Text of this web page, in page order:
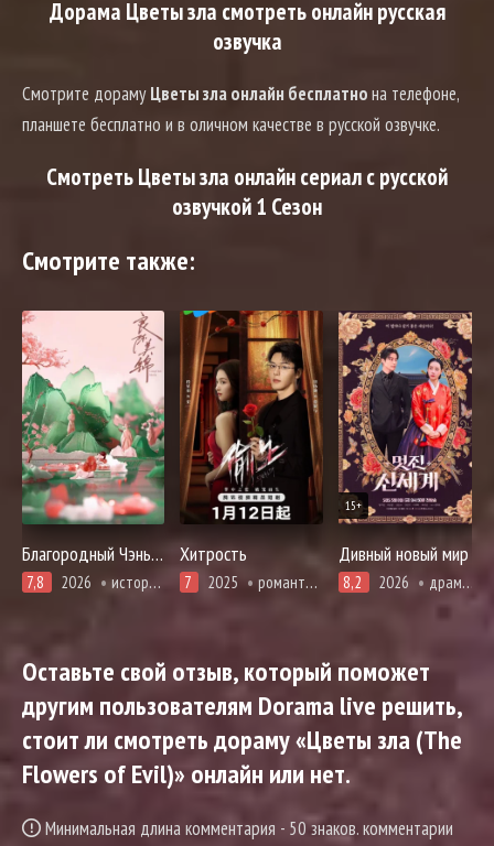
Дорама Цветы зла смотреть онлайн русская
озвучка
Смотрите дорамуЦветы зла онлайн бесплатнона телефоне,
планшете бесплатно и в оличном качестве в русской озвучке.
Смотреть Цветы зла онлайн сериал с русской
озвучкой 1 Сезон
Смотрите также:
Благородный Чэнь и прекрасная Цзинь
7,8 2026 история, романтика
Хитрость
7 2025 романтика
15+
Дивный новый мир
8,2 2026 драма, комедия, романтика, фэнтези
Оставьте свой отзыв, который поможет
другим пользователям Dorama live решить,
стоит ли смотреть дораму «Цветы зла (The
Flowers of Evil)» онлайн или нет.
Минимальная длина комментария - 50 знаков. комментарии